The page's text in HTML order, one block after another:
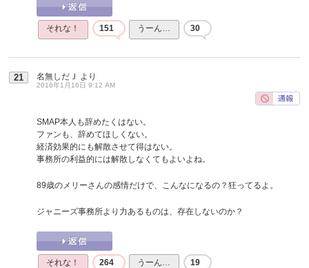
それな！ 151 うーん… 30
21 名無しだＪ より
2016年1月16日 9:12 AM
SMAP本人も辞めたくはない。
ファンも、辞めてほしくない。
経済効果的にも解散させて得はない。
事務所の利益的には解散しなくてもよいよね。
89歳のメリーさんの感情だけで、こんなになるの？狂ってるよ。
ジャニーズ事務所より力あるものは、存在しないのか？
それな！ 264 うーん… 19